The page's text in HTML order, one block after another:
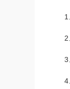
1、
2
3、
4、